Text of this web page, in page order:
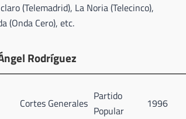
(Telemadrid), La Noria (Telecinco),
(Onda Cero), etc.
Rodríguez
Cortes Generales
Partido
Popular
1996